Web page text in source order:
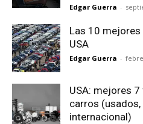
Edgar Guerra -
Las 10
USA
Edgar Guerra -
USA: mejores
carros (usados,
internacional)